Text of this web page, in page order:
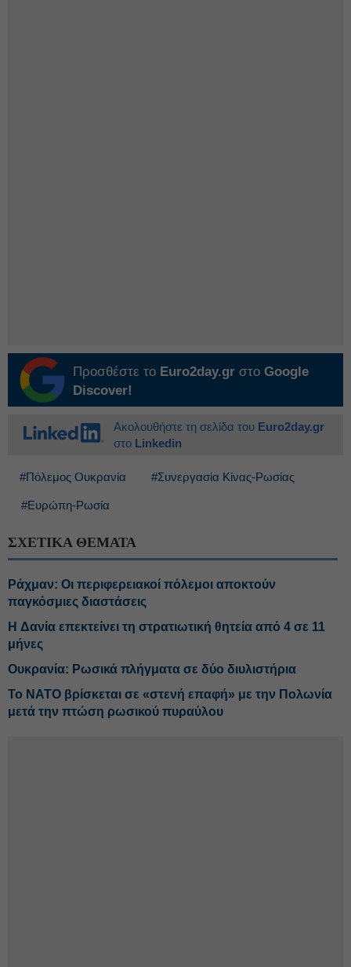
Προσθέστε το Euro2day.gr στο Google
Discover!
Ακολουθήστε τη σελίδα του Euro2day.gr
στο Linkedin
#Πόλεμος Ουκρανία #Συνεργασία Κίνας-Ρωσίας
#Ευρώπη-Ρωσία
ΣΧΕΤΙΚΑ ΘΕΜΑΤΑ
Ράχμαν: Οι περιφερειακοί πόλεμοι αποκτούν
παγκόσμιες διαστάσεις
H Δανία επεκτείνει τη στρατιωτική θητεία από 4 σε 11
μήνες
Ουκρανία: Ρωσικά πλήγματα σε δύο διυλιστήρια
Το ΝΑΤΟ βρίσκεται σε «στενή επαφή» με την Πολωνία
μετά την πτώση ρωσικού πυραύλου